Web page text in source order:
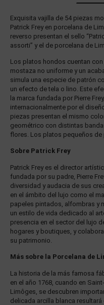
Exquisita vajilla de 54 piezas
Patrick Frey en porcelana de
reverso presentan el sello
assorti” y el de porcelana de
Los platos hondos cuentan
mostaza no uniforme y un
simula una especie de patrón
un efecto de tela o lino. Este
la marca fundada por Pierre
internacionalmente por el
piezas presentan el mismo
geométrico con distintas
flores. Los platos pequeños de
Sobre Patrick Frey
Patrick Frey es el director
fundada por su padre, Pierre
diversidad y audacia de sus
en el ámbito del lujo como el
papeles pintados, alfombras y
un estilo de vida dedicado al
presencia en el sector del lujo
hogares y boutiques, y
su patrimonio.
Más sobre la Porcelana de
La historia de la más famosa
en el año 1768, cuando en
Limôges, se descubren
delicada arcilla blanca